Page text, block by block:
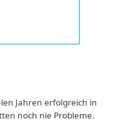
Jahren erfolgreich in
noch nie Probleme.